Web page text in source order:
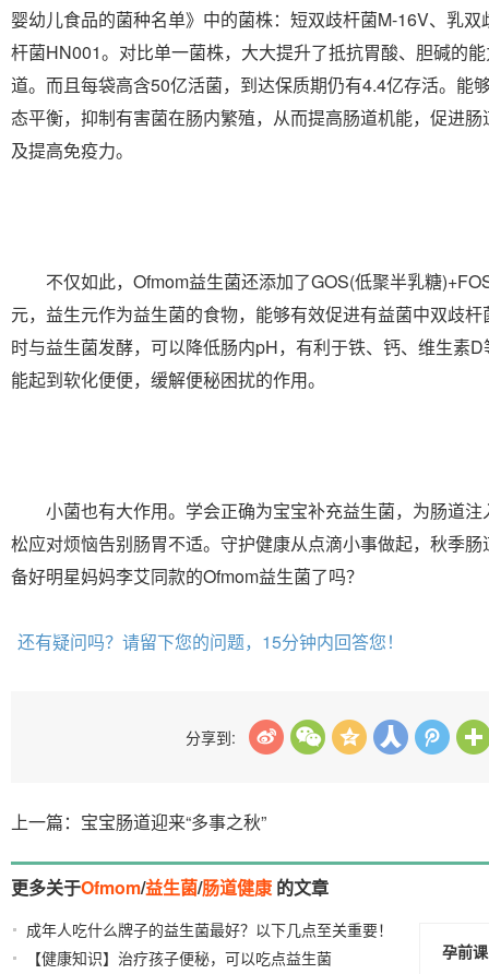
婴幼儿食品的菌种名单》中的菌株：短双歧杆菌M-16V、乳
杆菌HN001。对比单一菌株，大大提升了抵抗胃酸、胆碱的
道。而且每袋高含50亿活菌，到达保质期仍有4.4亿存活。能
态平衡，抑制有害菌在肠内繁殖，从而提高肠道机能，促进
及提高免疫力。
不仅如此，Ofmom益生菌还添加了GOS(低聚半乳糖
元，益生元作为益生菌的食物，能够有效促进有益菌中双歧
时与益生菌发酵，可以降低肠内pH，有利于铁、钙、维生素
能起到软化便便，缓解便秘困扰的作用。
小菌也有大作用。学会正确为宝宝补充益生菌，为肠道注
松应对烦恼告别肠胃不适。守护健康从点滴小事做起，秋季
备好明星妈妈李艾同款的Ofmom益生菌了吗？
还有疑问吗？请留下您的问题，15分钟内回答您！
分享到:
上一篇：宝宝肠道迎来“多事之秋”
更多关于Ofmom/益生菌/肠道健康的文章
成年人吃什么牌子的益生菌最好？以下几点至关重要！
2024-11-01
【健康知识】治疗孩子便秘，可以吃点益生菌
孕前